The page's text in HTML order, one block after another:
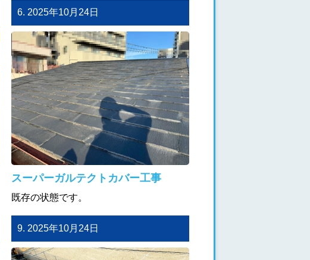
6. 2025年10月24日
スーパーガルテクトカバー工事
既存の状態です。
9. 2025年10月24日